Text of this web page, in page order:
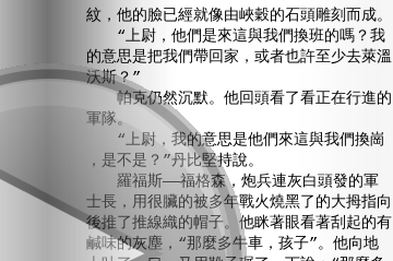
紋，他的臉已經就像由峽穀的石頭雕刻而成。
“上尉，他們是來這與我們換班的嗎？我
的意思是把我們帶回家，或者也許至少去萊溫
沃斯？”
帕克仍然沉默。他回頭看了看正在行進的
軍隊。
“上尉，我的意思是他們來這與我們換崗
，是不是？”丹比堅持說。
羅福斯——福格森，炮兵連灰白頭發的軍
士長，用很臟的被多年戰火燒黑了的大拇指向
後推了推線織的帽子。他眯著眼看著刮起的有
鹹味的灰塵，“那麼多牛車，孩子”。他向地